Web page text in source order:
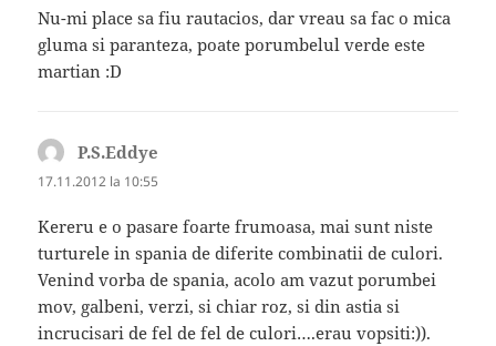
Nu-mi place sa fiu rautacios, dar vreau sa fac o mica
gluma si paranteza, poate porumbelul verde este
martian :D
P.S.Eddye
17.11.2012 la 10:55
Kereru e o pasare foarte frumoasa, mai sunt niste
turturele in spania de diferite combinatii de culori.
Venind vorba de spania, acolo am vazut porumbei
mov, galbeni, verzi, si chiar roz, si din astia si
incrucisari de fel de fel de culori….erau vopsiti:)).